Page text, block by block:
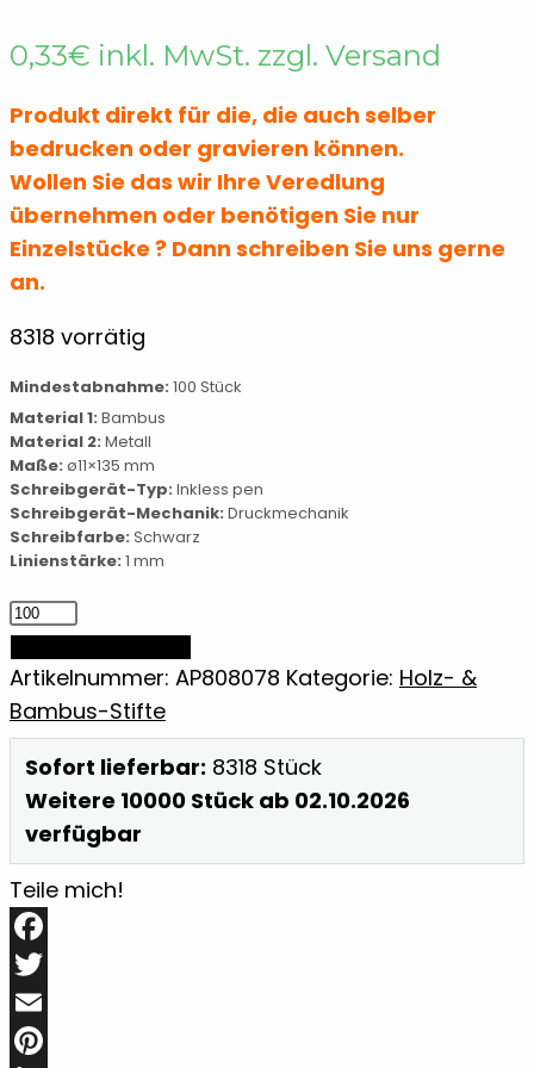
Holz- & Bambus-StifteSchreibsets
Holz- & Bambus-Stifte Touchpens
0,33€ inkl. MwSt. zzgl. Versand
Produkt direkt für die, die auch selber
bedrucken oder gravieren können.
Wollen Sie das wir Ihre Veredlung
übernehmen oder benötigen Sie nur
Einzelstücke ? Dann schreiben Sie uns gerne
an.
8318 vorrätig
Mindestabnahme: 100 Stück
Material 1: Bambus
Material 2: Metall
Maße: ø11×135 mm
Schreibgerät-Typ: Inkless pen
Schreibgerät-Mechanik: Druckmechanik
Schreibfarbe: Schwarz
Linienstärke: 1 mm
tintenloser
Stift
Menge
Artikelnummer: AP808078 Kategorie: Holz- &
Bambus-Stifte
Sofort lieferbar: 8318 Stück
Weitere 10000 Stück ab 02.10.2026
verfügbar
Teile mich!
Facebook
Twitter
Email